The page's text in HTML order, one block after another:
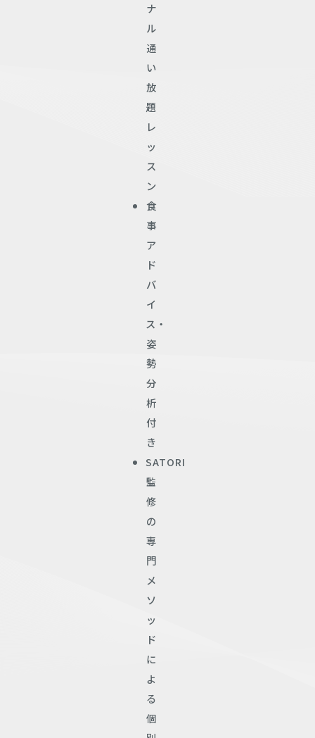
ナ
ル
通
い
放
題
レ
ッ
ス
ン
食
事
ア
ド
バ
イ
ス・
姿
勢
分
析
付
き
SATORI
監
修
の
専
門
メ
ソ
ッ
ド
に
よ
る
個